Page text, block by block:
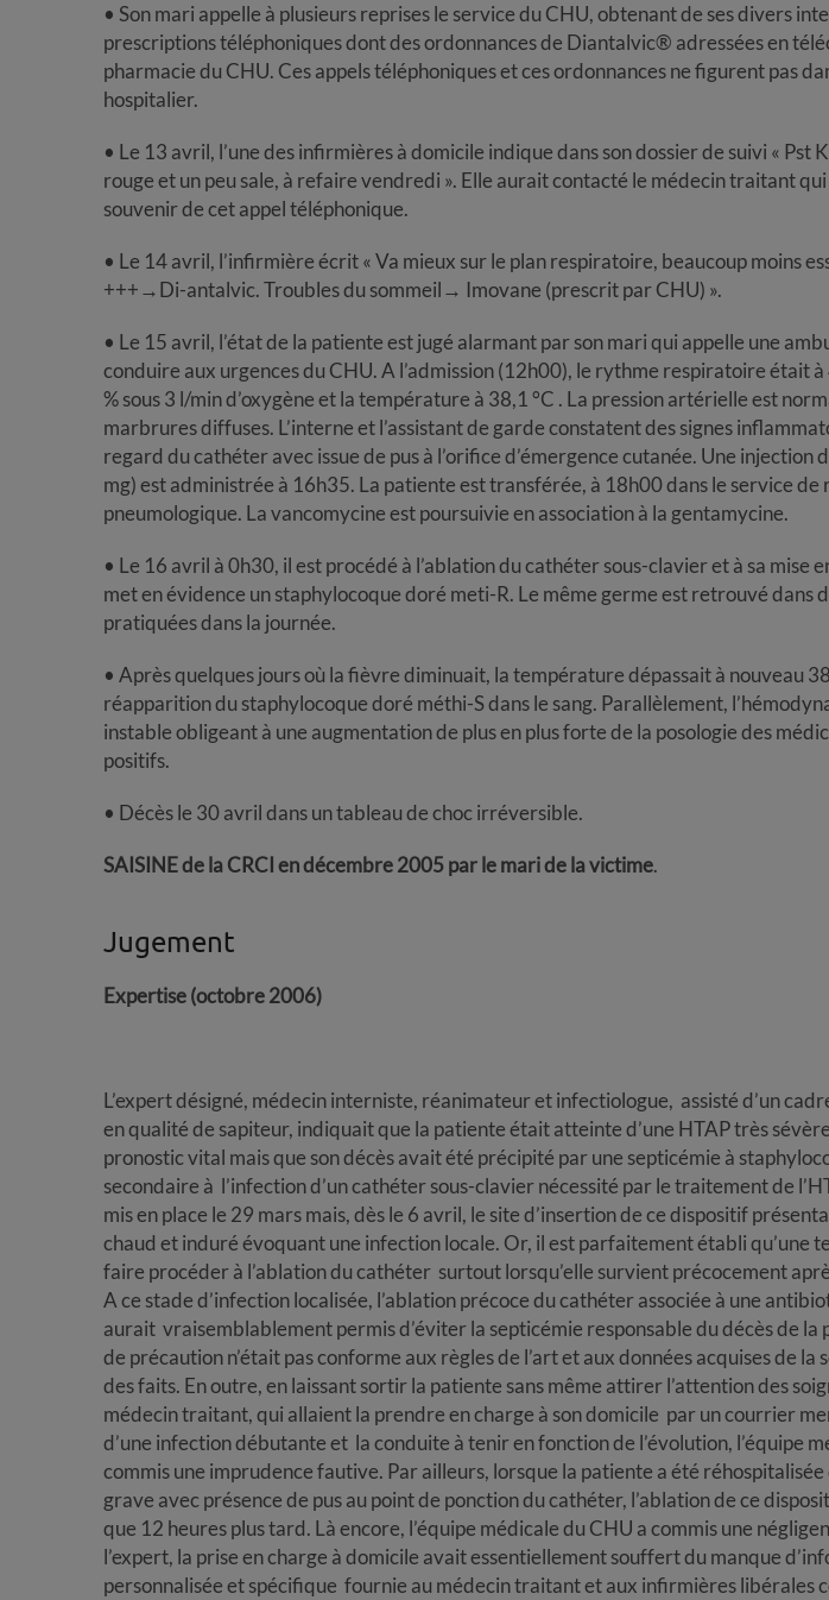
• Son mari appelle à plusieurs reprises le service du CHU, obtenant de ses divers
prescriptions téléphoniques dont des ordonnances de Diantalvic® adressées en
pharmacie du CHU. Ces appels téléphoniques et ces ordonnances ne figurent pas
hospitalier.
• Le 13 avril, l’une des infirmières à domicile indique dans son dossier de suivi « Pst
rouge et un peu sale, à refaire vendredi ». Elle aurait contacté le médecin traitant qui
souvenir de cet appel téléphonique.
• Le 14 avril, l’infirmière écrit « Va mieux sur le plan respiratoire, beaucoup moins
+++→Di-antalvic. Troubles du sommeil→ Imovane (prescrit par CHU) ».
• Le 15 avril, l’état de la patiente est jugé alarmant par son mari qui appelle une
conduire aux urgences du CHU. A l’admission (12h00), le rythme respiratoire était
% sous 3 l/min d’oxygène et la température à 38,1 °C . La pression artérielle est
marbrures diffuses. L’interne et l’assistant de garde constatent des signes
regard du cathéter avec issue de pus à l’orifice d’émergence cutanée. Une injection
mg) est administrée à 16h35. La patiente est transférée, à 18h00 dans le service de
pneumologique. La vancomycine est poursuivie en association à la gentamycine.
• Le 16 avril à 0h30, il est procédé à l’ablation du cathéter sous-clavier et à sa mise
met en évidence un staphylocoque doré meti-R. Le même germe est retrouvé dans
pratiquées dans la journée.
• Après quelques jours où la fièvre diminuait, la température dépassait à nouveau
réapparition du staphylocoque doré méthi-S dans le sang. Parallèlement,
instable obligeant à une augmentation de plus en plus forte de la posologie des
positifs.
• Décès le 30 avril dans un tableau de choc irréversible.
SAISINE de la CRCI en décembre 2005 par le mari de la victime.
Jugement
Expertise (octobre 2006)
L’expert désigné, médecin interniste, réanimateur et infectiologue, assisté d’un
en qualité de sapiteur, indiquait que la patiente était atteinte d’une HTAP très
pronostic vital mais que son décès avait été précipité par une septicémie à
secondaire à l’infection d’un cathéter sous-clavier nécessité par le traitement de
mis en place le 29 mars mais, dès le 6 avril, le site d’insertion de ce dispositif
chaud et induré évoquant une infection locale. Or, il est parfaitement établi qu’une
faire procéder à l’ablation du cathéter surtout lorsqu’elle survient précocement
A ce stade d’infection localisée, l’ablation précoce du cathéter associée à une
aurait vraisemblablement permis d’éviter la septicémie responsable du décès de la
de précaution n’était pas conforme aux règles de l’art et aux données acquises de la
des faits. En outre, en laissant sortir la patiente sans même attirer l’attention des
médecin traitant, qui allaient la prendre en charge à son domicile par un courrier
d’une infection débutante et la conduite à tenir en fonction de l’évolution, l’équipe
commis une imprudence fautive. Par ailleurs, lorsque la patiente a été
grave avec présence de pus au point de ponction du cathéter, l’ablation de ce
que 12 heures plus tard. Là encore, l’équipe médicale du CHU a commis une
l’expert, la prise en charge à domicile avait essentiellement souffert du manque
personnalisée et spécifique fournie au médecin traitant et aux infirmières libérales